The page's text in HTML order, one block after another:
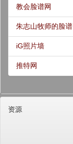
教会脸谱网
朱志山牧师的脸谱
iG照片墙
推特网
资源